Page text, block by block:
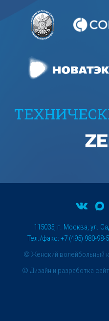
© Женский волейбольный
115035, г. Москва, ул.
Тел./факс: +7 (495) 980-98-
© Дизайн и разработка